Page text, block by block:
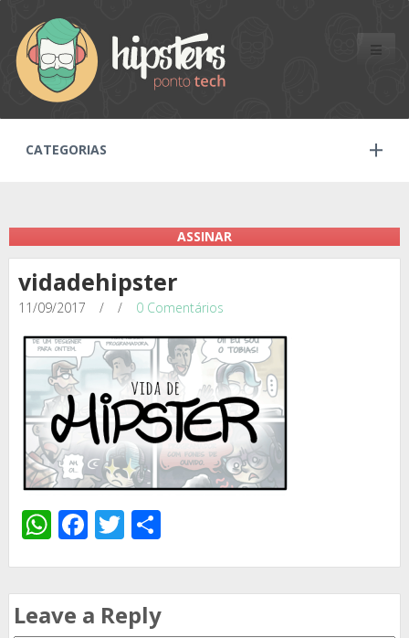
Toggle
CATEGORIAS
ASSINAR
vidadehipster
11/09/2017 / / 0 Comentários
WhatsApp
Facebook
Twitter
Leave a Reply